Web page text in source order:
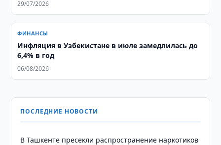
29/07/2026
ФИНАНСЫ
Инфляция в Узбекистане в июле замедлилась до
6,4% в год
06/08/2026
ПОСЛЕДНИЕ НОВОСТИ
В Ташкенте пресекли распространение наркотиков